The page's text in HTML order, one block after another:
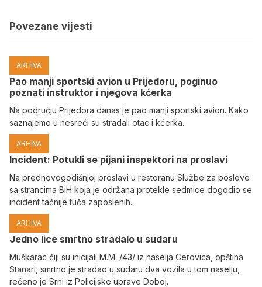
Povezane vijesti
ARHIVA
Pao manji sportski avion u Prijedoru, poginuo
poznati instruktor i njegova kćerka
Na području Prijedora danas je pao manji sportski avion. Kako
saznajemo u nesreći su stradali otac i kćerka.
ARHIVA
Incident: Potukli se pijani inspektori na proslavi
Na prednovogodišnjoj proslavi u restoranu Službe za poslove
sa strancima BiH koja je održana protekle sedmice dogodio se
incident tačnije tuča zaposlenih.
ARHIVA
Јedno lice smrtno stradalo u sudaru
Muškarac čiji su inicijali M.M. /43/ iz naselja Cerovica, opština
Stanari, smrtno je stradao u sudaru dva vozila u tom naselju,
rečeno je Srni iz Policijske uprave Doboj.